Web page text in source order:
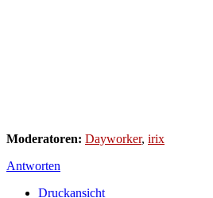
Moderatoren: Dayworker, irix
Antworten
Druckansicht